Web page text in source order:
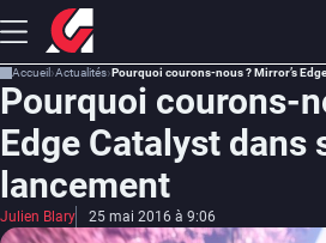
Accueil Actualités Pourquoi courons-nous ? Mirror’s
Pourquoi courons-
Edge Catalyst dans
lancement
Julien Blary 25 mai 2016 à 9:06